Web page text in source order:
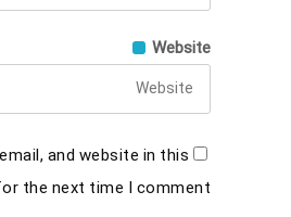
Website
and website in this
the next time I comment.